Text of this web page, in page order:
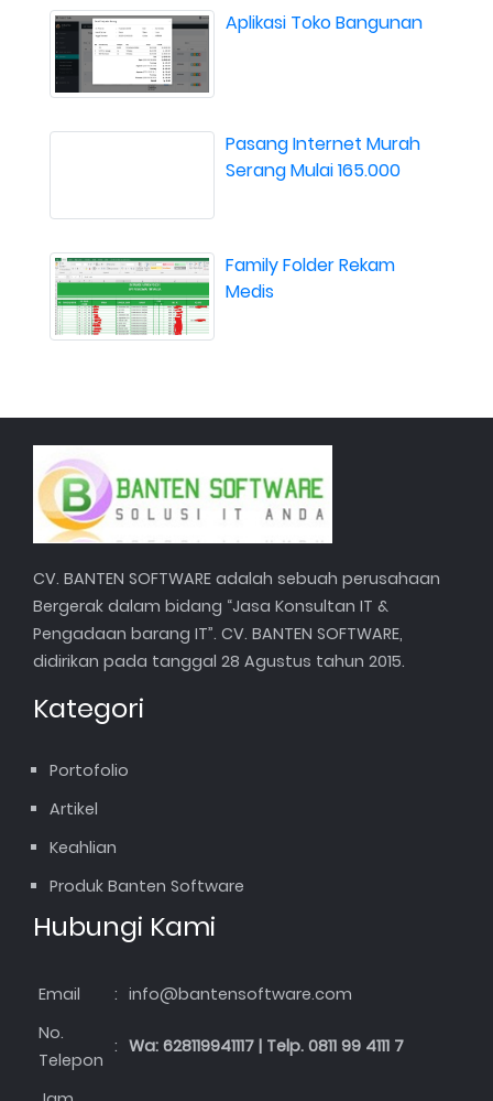
Aplikasi Toko Bangunan
Pasang Internet Murah
Serang Mulai 165.000
Family Folder Rekam
Medis
CV. BANTEN SOFTWARE adalah sebuah perusahaan
Bergerak dalam bidang “Jasa Konsultan IT &
Pengadaan barang IT”. CV. BANTEN SOFTWARE,
didirikan pada tanggal 28 Agustus tahun 2015.
Kategori
Portofolio
Artikel
Keahlian
Produk Banten Software
Hubungi Kami
Email : info@bantensoftware.com
No.
Telepon
: Wa: 628119941117 | Telp. 0811 99 4111 7